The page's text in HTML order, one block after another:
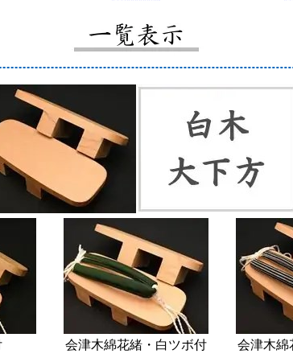
会津木綿花緒・白ツボ付
会津木綿